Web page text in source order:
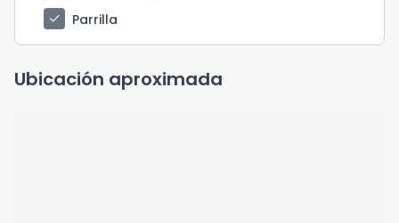
check
Parrilla
Ubicación aproximada